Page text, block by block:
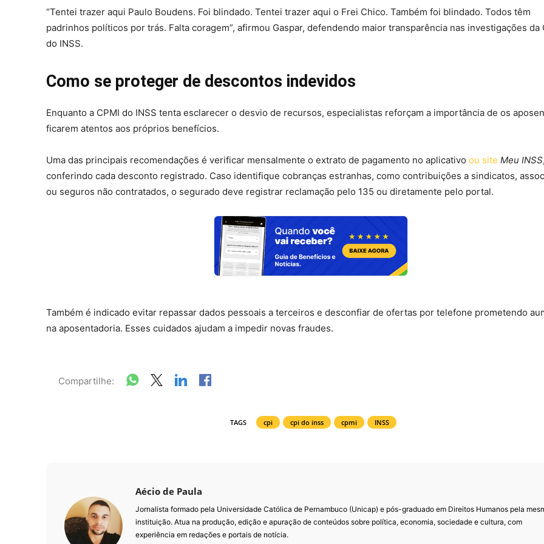
“Tentei trazer aqui Paulo Boudens. Foi blindado. Tentei trazer aqui o Frei Chico. Também foi blindado. Todos têm
padrinhos políticos por trás. Falta coragem”, afirmou Gaspar, defendendo maior transparência nas investigações da
do INSS.
Como se proteger de descontos indevidos
Enquanto a CPMI do INSS tenta esclarecer o desvio de recursos, especialistas reforçam a importância de os
ficarem atentos aos próprios benefícios.
Uma das principais recomendações é verificar mensalmente o extrato de pagamento no aplicativo ou site Meu INSS,
conferindo cada desconto registrado. Caso identifique cobranças estranhas, como contribuições a sindicatos,
ou seguros não contratados, o segurado deve registrar reclamação pelo 135 ou diretamente pelo portal.
Também é indicado evitar repassar dados pessoais a terceiros e desconfiar de ofertas por telefone prometendo
na aposentadoria. Esses cuidados ajudam a impedir novas fraudes.
Compartilhe:
TAGS cpi cpi do inss cpmi INSS
Aécio de Paula
Jornalista formado pela Universidade Católica de Pernambuco (Unicap) e pós-graduado em Direitos Humanos pela
instituição. Atua na produção, edição e apuração de conteúdos sobre política, economia, sociedade e cultura, com
experiência em redações e portais de notícia.